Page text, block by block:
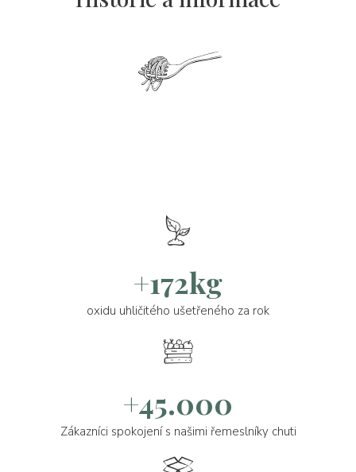
+172kg
oxidu uhličitého ušetřeného za rok
+45.000
Zákazníci spokojení s našimi řemeslníky chuti